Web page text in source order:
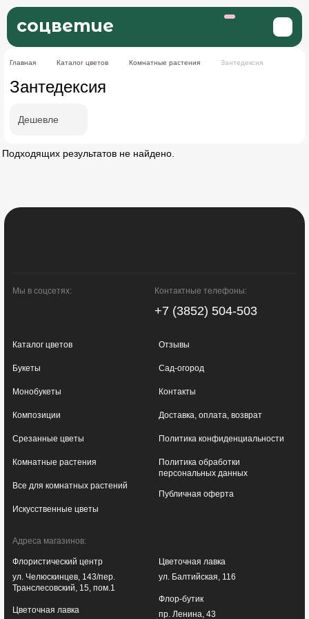
соцветие
Главная Каталог цветов Комнатные растения Зантедексия
Зантедексия
Дешевле
Подходящих результатов не найдено.
Каталог цветов
Букеты
Монобукеты
Композиции
Срезанные цветы
Комнатные растения
Все для комнатных растений
Искусственные цветы
Отзывы
Сад-огород
Контакты
Доставка, оплата, возврат
Политика конфиденциальности
Политика обработки
персональных данных
Публичная оферта
Адреса магазинов:
Флористический центр
ул. Челюскинцев, 143/пер.
Транслесовский, 15, пом.1
Цветочная лавка
Цветочная лавка
ул. Балтийская, 116
Флор-бутик
пр. Ленина, 43
Мы в соцсетях: Контактные телефоны:
+7 (3852) 504-503